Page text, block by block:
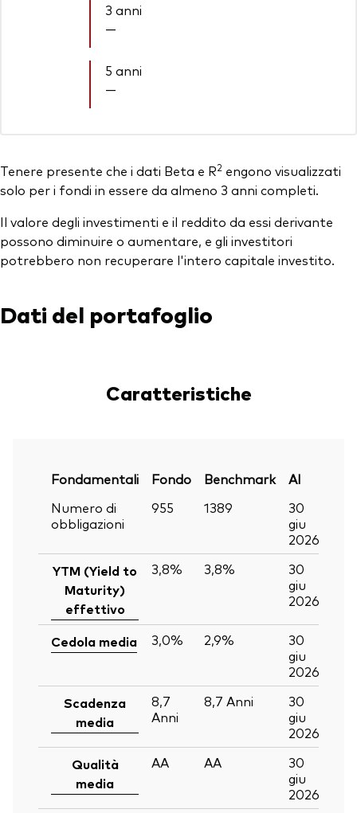
3 anni
—
5 anni
—
Tenere presente che i dati Beta e R2 engono visualizzati
solo per i fondi in essere da almeno 3 anni completi.
Il valore degli investimenti e il reddito da essi derivante
possono diminuire o aumentare, e gli investitori
potrebbero non recuperare l'intero capitale investito.
Dati del portafoglio
Caratteristiche
Fondamentali Fondo Benchmark
Al
Numero di
obbligazioni
955 1389
30
giu
2026
YTM (Yield to
Maturity)
effettivo
3,8% 3,8%
30
giu
2026
Cedola media 3,0% 2,9%
30
giu
2026
Scadenza
media
8,7
Anni
8,7 Anni
30
giu
2026
Qualità
media
AA AA
30
giu
2026